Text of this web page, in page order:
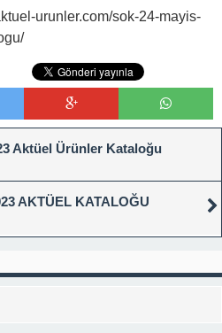
urunler.com/sok-24-mayis-
Aktüel Ürünler Kataloğu
AKTÜEL KATALOĞU